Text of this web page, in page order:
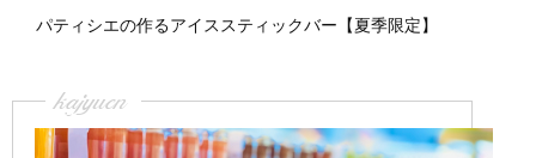
パティシエの作るアイススティックバー【夏季限定】
kajyuen